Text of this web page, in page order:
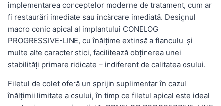
implementarea conceptelor moderne de tratament, cum ar
fi restaurări imediate sau încărcare imediată. Designul
macro conic apical al implantului CONELOG
PROGRESSIVE-LINE, cu înălțime extinsă a flancului și
multe alte caracteristici, facilitează obținerea unei
stabilități primare ridicate – indiferent de calitatea osului.
Filetul de colet oferă un sprijin suplimentar în cazul
înălțimii limitate a osului, în timp ce filetul apical este ideal